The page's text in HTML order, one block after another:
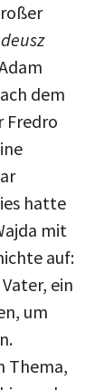
dem
Fredro
hatte
mit
auf:
ein
um
Thema,